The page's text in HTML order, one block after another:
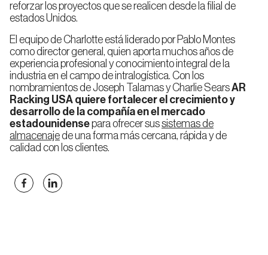
Estanterías
(FIFO)
Estanterías
Push-
Back
(LIFO)
reforzar los proyectos que se realicen desde la filial de
estados Unidos.
El equipo de Charlotte está liderado por Pablo Montes
como director general, quien aporta muchos años de
experiencia profesional y conocimiento integral de la
industria en el campo de intralogística. Con los
nombramientos de Joseph Talamas y Charlie SearsAR
Racking USA quiere fortalecer el crecimiento y
desarrollo de la compañía en el mercado
estadounidensepara ofrecer sussistemas de
almacenajede una forma más cercana, rápida y de
calidad con los clientes.